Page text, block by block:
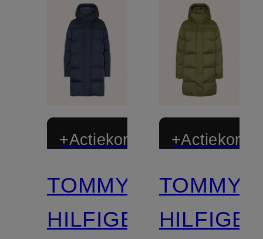
+Actiekorting
TOMMY
HILFIGER
TOMMY